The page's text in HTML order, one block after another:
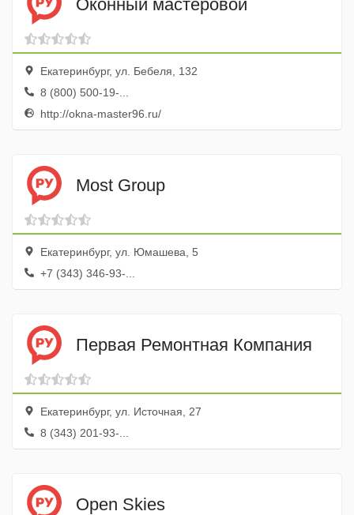
Оконный мастеровой
Екатеринбург, ул. Бебеля, 132
8 (800) 500-19-...
http://okna-master96.ru/
Most Group
Екатеринбург, ул. Юмашева, 5
+7 (343) 346-93-...
Первая Ремонтная Компания
Екатеринбург, ул. Источная, 27
8 (343) 201-93-...
Open Skies